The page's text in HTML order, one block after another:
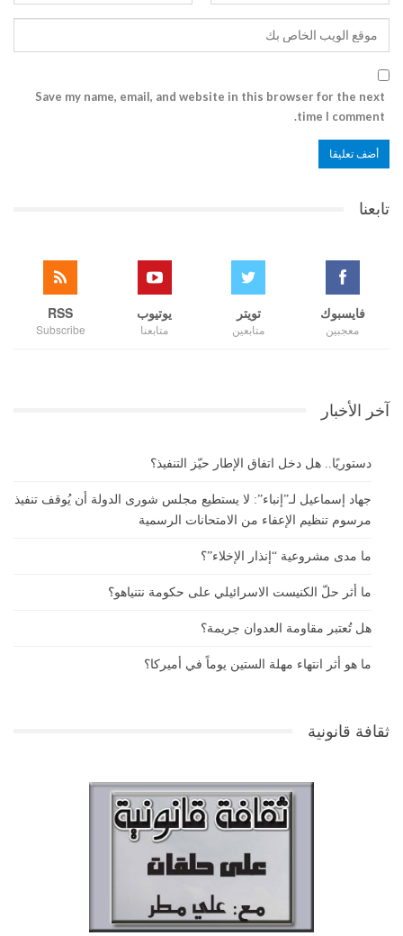
Save my name, email, and website in this browser for the next
time I comment.
تابعنا
فايسبوك
معجبين
تويتر
متابعين
يوتيوب
متابعنا
RSS
Subscribe
آخر الأخبار
دستوريًا.. هل دخل اتفاق الإطار حيّز التنفيذ؟
جهاد إسماعيل لـ”إنباء”: لا يستطيع مجلس شورى الدولة أن يُوقف تنفيذ
مرسوم تنظيم الإعفاء من الامتحانات الرسمية
ما مدى مشروعية “إنذار الإخلاء”؟
ما أثر حلّ الكنيست الاسرائيلي على حكومة نتنياهو؟
هل تُعتبر مقاومة العدوان جريمة؟
ما هو أثر انتهاء مهلة الستين يوماً في أميركا؟
ثقافة قانونية